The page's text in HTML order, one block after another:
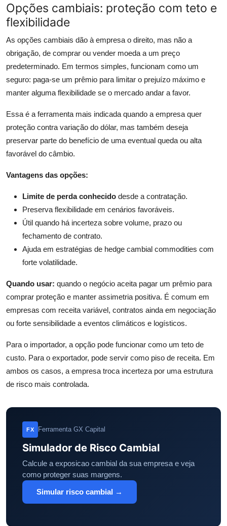
Opções cambiais: proteção com teto e
flexibilidade
As opções cambiais dão à empresa o direito, mas não a
obrigação, de comprar ou vender moeda a um preço
predeterminado. Em termos simples, funcionam como um
seguro: paga-se um prêmio para limitar o prejuízo máximo e
manter alguma flexibilidade se o mercado andar a favor.
Essa é a ferramenta mais indicada quando a empresa quer
proteção contra variação do dólar, mas também deseja
preservar parte do benefício de uma eventual queda ou alta
favorável do câmbio.
Vantagens das opções:
Limite de perda conhecido desde a contratação.
Preserva flexibilidade em cenários favoráveis.
Útil quando há incerteza sobre volume, prazo ou
fechamento de contrato.
Ajuda em estratégias de hedge cambial commodities com
forte volatilidade.
Quando usar: quando o negócio aceita pagar um prêmio para
comprar proteção e manter assimetria positiva. É comum em
empresas com receita variável, contratos ainda em negociação
ou forte sensibilidade a eventos climáticos e logísticos.
Para o importador, a opção pode funcionar como um teto de
custo. Para o exportador, pode servir como piso de receita. Em
ambos os casos, a empresa troca incerteza por uma estrutura
de risco mais controlada.
FX Ferramenta GX Capital
Simulador de Risco Cambial
Calcule a exposicao cambial da sua empresa e veja
como proteger suas margens.
Simular risco cambial →